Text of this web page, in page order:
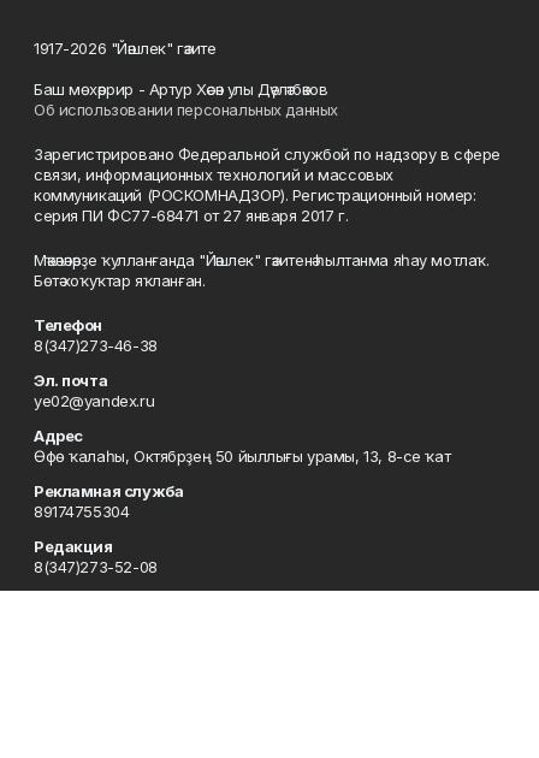
1917-2026 "Йәшлек" гәзите
Баш мөхәррир - Артур Хәсән улы Дәүләтбәков
Об использовании персональных данных
Зарегистрировано Федеральной службой по надзору в сфере
связи, информационных технологий и массовых
коммуникаций (РОСКОМНАДЗОР). Регистрационный номер:
серия ПИ ФС77-68471 от 27 января 2017 г.
Мәҡәләләрҙе ҡулланғанда "Йәшлек" гәзитенә һылтанма яһау мотлаҡ.
Бөтә хоҡуҡтар яҡланған.
Телефон
8(347)273-46-38
Эл. почта
ye02@yandex.ru
Адрес
Өфө ҡалаһы, Октябрҙең 50 йыллығы урамы, 13, 8-се ҡат
Рекламная служба
89174755304
Редакция
8(347)273-52-08